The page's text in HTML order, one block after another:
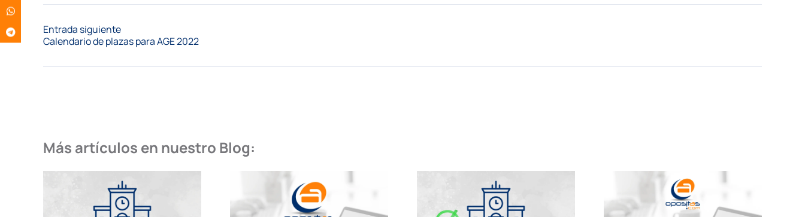
Entrada siguiente
Calendario de plazas para AGE 2022
Más artículos en nuestro Blog: